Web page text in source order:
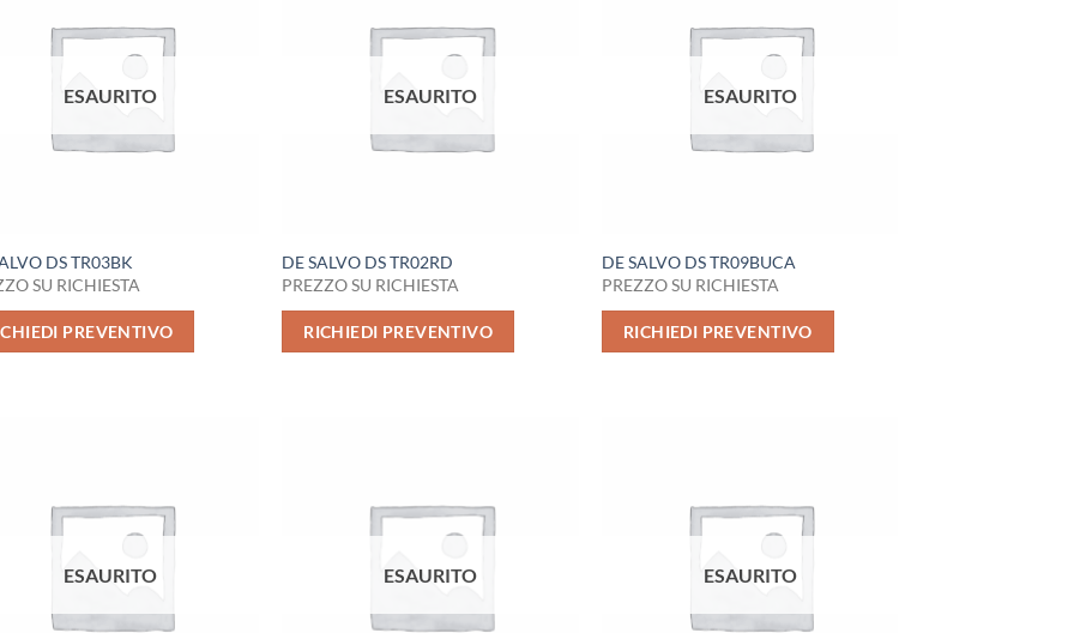
ESAURITO
DS TR03BK
SU RICHIESTA
PREVENTIVO
ESAURITO
DE SALVO DS TR02RD
PREZZO SU RICHIESTA
RICHIEDI PREVENTIVO
ESAURITO
DE SALVO DS TR09BUCA
PREZZO SU RICHIESTA
RICHIEDI PREVENTIVO
ESAURITO ESAURITO ESAURITO